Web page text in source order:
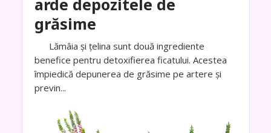
arde depozitele de
grăsime
Lămâia și țelina sunt două ingrediente
benefice pentru detoxifierea ficatului. Acestea
împiedică depunerea de grăsime pe artere și
previn...